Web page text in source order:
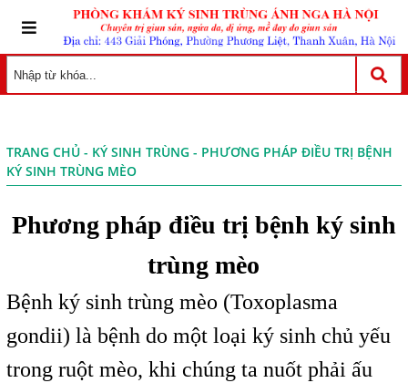
TRANG CHỦ- KÝ SINH TRÙNG - PHƯƠNG PHÁP ĐIỀU TRỊ BỆNH
KÝ SINH TRÙNG MÈO
Phương pháp điều trị bệnh ký sinh
trùng mèo
Bệnh ký sinh trùng mèo (Toxoplasma
gondii) là bệnh do một loại ký sinh chủ yếu
trong ruột mèo, khi chúng ta nuốt phải ấu